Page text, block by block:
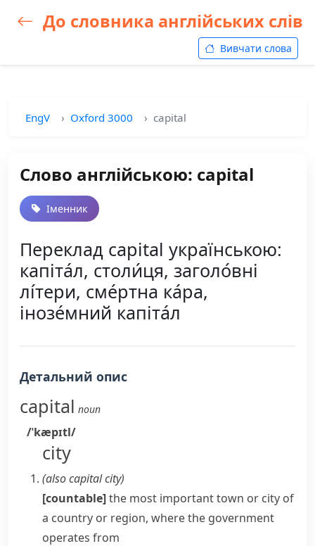
До словника англійських слів
Вивчати слова
EngV Oxford 3000 capital
Слово англійською: capital
Іменник
Переклад capital українською:
капіта́л, столи́ця, заголо́вні
лі́тери, сме́ртна ка́ра,
інозе́мний капіта́л
Детальний опис
capital noun
/ˈkæpɪtl/
city
(alsocapital city)
[countable]the most important town or city of
a country or region, where the government
operates from